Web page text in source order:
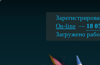
On-line — 18
Загружено